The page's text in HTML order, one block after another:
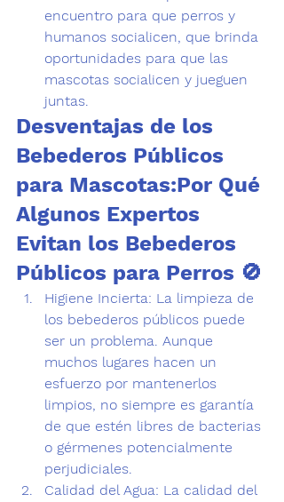
encuentro para que perros y
humanos socialicen, que brinda
oportunidades para que las
mascotas socialicen y jueguen
juntas.
Desventajas de los
Bebederos Públicos
para Mascotas:Por Qué
Algunos Expertos
Evitan los Bebederos
Públicos para Perros 🚫
Higiene Incierta: La limpieza de
los bebederos públicos puede
ser un problema. Aunque
muchos lugares hacen un
esfuerzo por mantenerlos
limpios, no siempre es garantía
de que estén libres de bacterias
o gérmenes potencialmente
perjudiciales.
Calidad del Agua: La calidad del